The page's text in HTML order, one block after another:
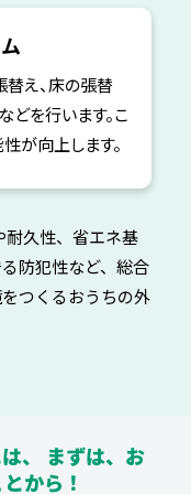
え、床の張替
どを行います。こ
が向上します。
久性、 省エネ基
防犯性など、 総合
つくるおうちの外
、
まずは、お
から！